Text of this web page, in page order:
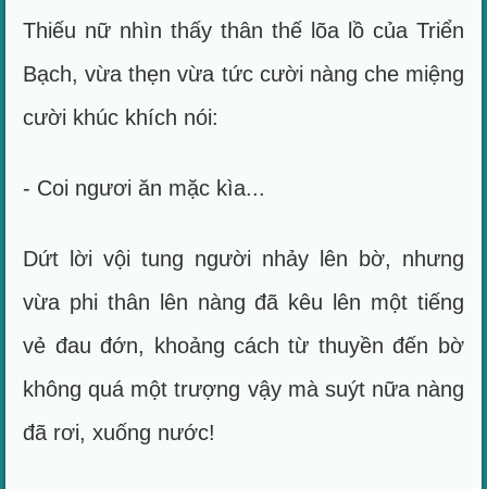
Thiếu nữ nhìn thấy thân thế lõa lồ của Triển
Bạch, vừa thẹn vừa tức cười nàng che miệng
cười khúc khích nói:
- Coi ngươi ăn mặc kìa...
Dứt lời vội tung người nhảy lên bờ, nhưng
vừa phi thân lên nàng đã kêu lên một tiếng
vẻ đau đớn, khoảng cách từ thuyền đến bờ
không quá một trượng vậy mà suýt nữa nàng
đã rơi, xuống nước!